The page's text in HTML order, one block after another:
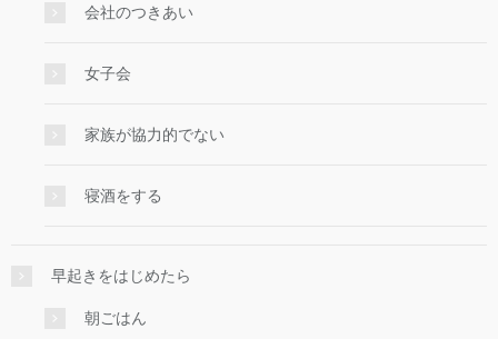
会社のつきあい
女子会
家族が協力的でない
寝酒をする
早起きをはじめたら
朝ごはん